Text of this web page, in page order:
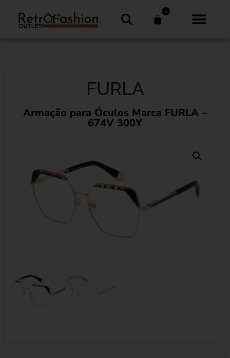
0
FURLA
Armação para Óculos Marca FURLA –
674V 300Y